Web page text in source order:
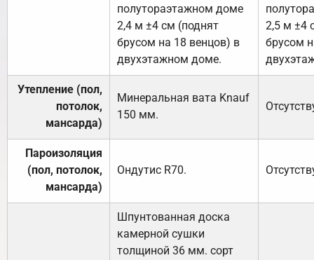
полутораэтажном доме
2,4 м ±4 см (поднят
брусом на 18 венцов) в
двухэтажном доме.
2,5 м ±4
брусом
Утепление (пол,
потолок,
мансарда)
Минеральная вата Knauf
150 мм.
Пароизоляция
(пол, потолок,
мансарда)
Ондутис R70.
Шпунтованная доска
камерной сушки
толщиной 36 мм. сорт